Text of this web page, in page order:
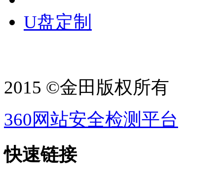
U盘定制
2015 ©金田版权所有
360网站安全检测平台
快速链接